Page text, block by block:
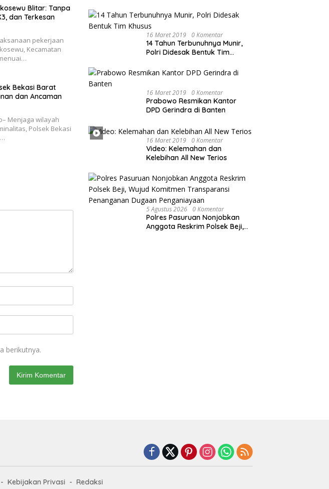
Blitar: Tanpa
dan Terkesan
pekerjaan
Kecamatan
Bekasi Barat
dan Ancaman
Menjaga wilayah
Polsek Bekasi
berikutnya.
Memperjuangkan Hak
Karyawan di Pengadilan Negeri
Jakarta Pusat
16 Maret 2019 0 Komentar
14 Tahun Terbunuhnya Munir,
Polri Didesak Bentuk Tim
16 Maret 2019 0 Komentar
Prabowo Resmikan Kantor
DPD Gerindra di Banten
16 Maret 2019 0 Komentar
Video: Kelemahan dan
Kelebihan All New Terios
5 Agustus 2026 0 Komentar
Polres Pasuruan Nonjobkan
Anggota Reskrim Polsek Beji,
Kebijakan Privasi Redaksi